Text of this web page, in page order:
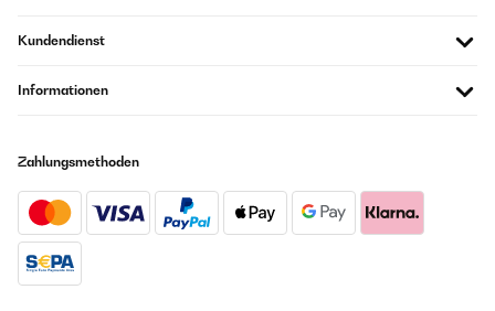
Kundendienst
Informationen
Zahlungsmethoden